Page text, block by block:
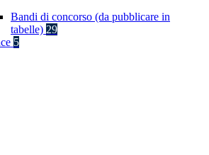
Bandi di concorso (da pubblicare in
tabelle) 29
5